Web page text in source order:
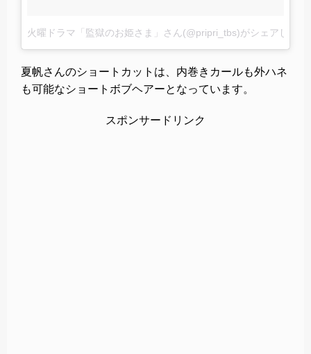
火曜ドラマ「監獄のお姫さま」さん(@pripri_tbs)がシェアした投
夏帆さんのショートカットは、内巻きカールも外ハネ
も可能なショートボブヘアーとなっています。
スポンサードリンク